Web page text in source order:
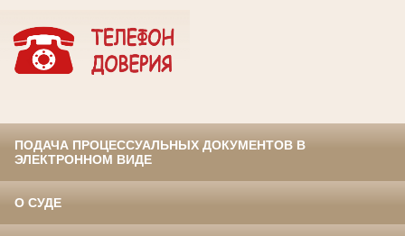
ПОДАЧА ПРОЦЕССУАЛЬНЫХ ДОКУМЕНТОВ В
ЭЛЕКТРОННОМ ВИДЕ
О СУДЕ